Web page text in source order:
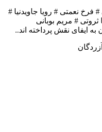
فرخ نعمتی # رویا جاویدنیا #
# مریم بوبانی
به ایفای نقش پرداخته اند..